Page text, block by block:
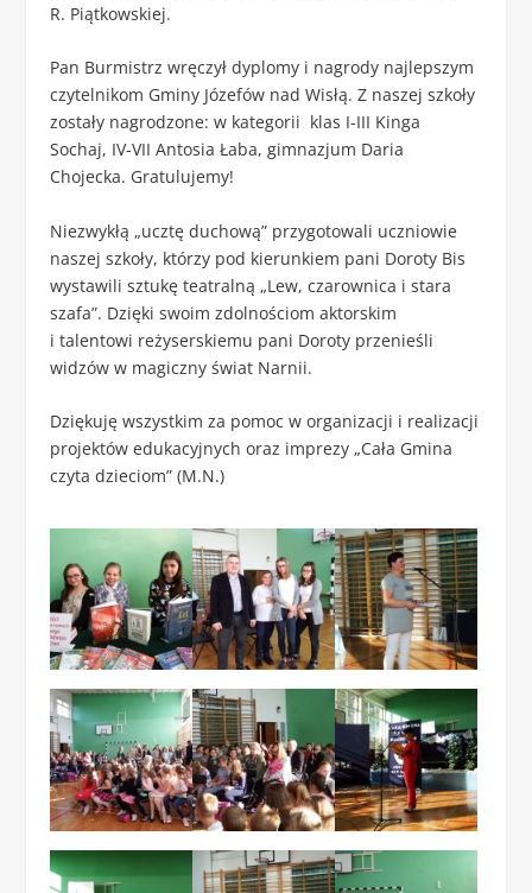
R. Piątkowskiej.
Pan Burmistrz wręczył dyplomy i nagrody najlepszym
czytelnikom Gminy Józefów nad Wisłą. Z naszej szkoły
zostały nagrodzone: w kategorii klas I-III Kinga
Sochaj, IV-VII Antosia Łaba, gimnazjum Daria
Chojecka. Gratulujemy!
Niezwykłą „ucztę duchową” przygotowali uczniowie
naszej szkoły, którzy pod kierunkiem pani Doroty Bis
wystawili sztukę teatralną „Lew, czarownica i stara
szafa”. Dzięki swoim zdolnościom aktorskim
i talentowi reżyserskiemu pani Doroty przenieśli
widzów w magiczny świat Narnii.
Dziękuję wszystkim za pomoc w organizacji i realizacji
projektów edukacyjnych oraz imprezy „Cała Gmina
czyta dzieciom” (M.N.)